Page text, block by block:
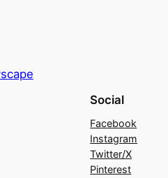
Social
Facebook
Instagram
Twitter/X
Pinterest